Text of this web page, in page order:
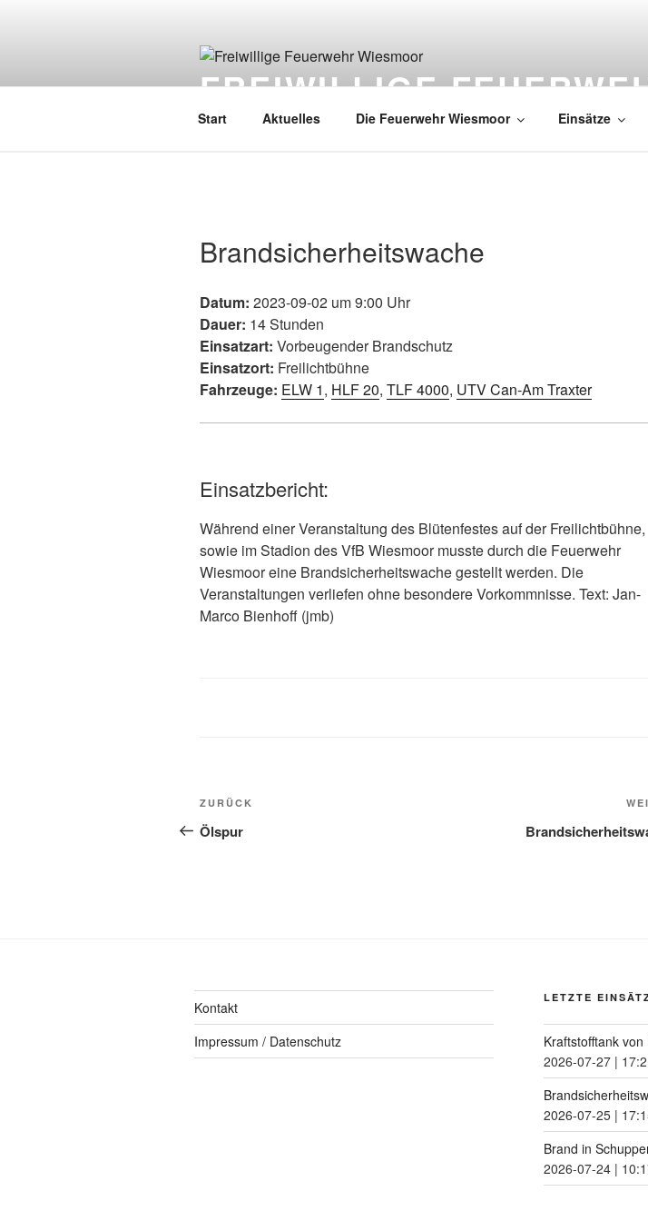
FREIWILLIGE
Start Aktuelles Die Feuerwehr Wiesmoor Einsätze
Brandsicherheitswache
Datum: 2023-09-02 um 9:00 Uhr
Dauer: 14 Stunden
Einsatzart: Vorbeugender Brandschutz
Einsatzort: Freilichtbühne
Fahrzeuge: ELW 1, HLF 20, TLF 4000, UTV Can-Am Traxter
Einsatzbericht:
Während einer Veranstaltung des Blütenfestes auf der Freilichtbühne,
sowie im Stadion des VfB Wiesmoor musste durch die Feuerwehr
Wiesmoor eine Brandsicherheitswache gestellt werden. Die
Veranstaltungen verliefen ohne besondere Vorkommnisse. Text: Jan-
Marco Bienhoff (jmb)
ZURÜCK
Ölspur
Kontakt
Impressum / Datenschutz
LETZTE
Kraftstofftank
2026-07-27|
2026-07-25|
Brand in
2026-07-24|